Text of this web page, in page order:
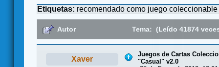
Etiquetas: recomendado como juego coleccionable
Autor Tema: (Leído 41874
Xaver
Juegos de Cartas
"Casual" v2.0